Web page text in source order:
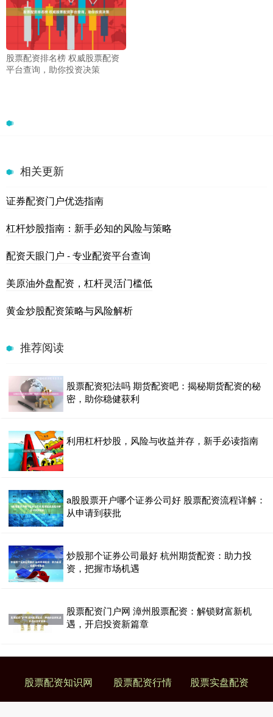
股票配资排名榜 权威股票配资
平台查询，助你投资决策
相关更新
证券配资门户优选指南
杠杆炒股指南：新手必知的风险与策略
配资天眼门户 - 专业配资平台查询
美原油外盘配资，杠杆灵活门槛低
黄金炒股配资策略与风险解析
推荐阅读
股票配资犯法吗 期货配资吧：揭秘期货配资的秘
密，助你稳健获利
利用杠杆炒股，风险与收益并存，新手必读指南
a股股票开户哪个证券公司好 股票配资流程详解：
从申请到获批
炒股那个证券公司最好 杭州期货配资：助力投
资，把握市场机遇
股票配资门户网 漳州股票配资：解锁财富新机
遇，开启投资新篇章
股票配资知识网 股票配资行情 股票实盘配资